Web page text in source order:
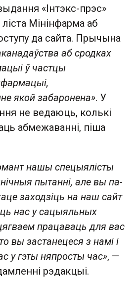
«Інтэкс-прэс»
ліста Мінінфарма аб
да сайта. Прычына
аб сродках
ў частцы
якой забаронена». У
не ведаюць, колькі
абмежаванні, піша
нашы спецыялісты
пытанні, але вы па-
заходзіць на наш сайт
нас у сацыяльных
працаваць для вас
вы застанецеся з намі і
у гэты няпросты час», —
рэдакцыі.